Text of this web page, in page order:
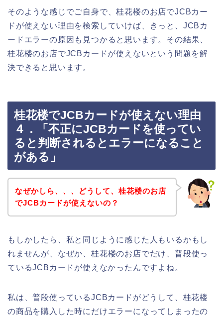
そのような感じでご自身で、桂花楼のお店でJCBカー
ドが使えない理由を検索していけば、きっと、JCBカ
ードエラーの原因も見つかると思います。その結果、
桂花楼のお店でJCBカードが使えないという問題を解
決できると思います。
桂花楼でJCBカードが使えない理由
４．「不正にJCBカードを使ってい
ると判断されるとエラーになること
がある」
なぜかしら、、、どうして、桂花楼のお店
でJCBカードが使えないの？
もしかしたら、私と同じように感じた人もいるかもし
れませんが、なぜか、桂花楼のお店でだけ、普段使っ
ているJCBカードが使えなかったんですよね。
私は、普段使っているJCBカードがどうして、桂花楼
の商品を購入した時にだけエラーになってしまったの